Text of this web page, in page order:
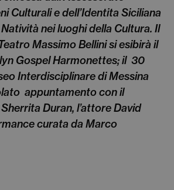
Culturali e dell’Identita Siciliana
nei luoghi della Cultura. Il
Massimo Bellini si esibirà il
Gospel Harmonettes; il 30
Interdisciplinare di Messina
appuntamento con il
Duran, l’attore David
curata da Marco